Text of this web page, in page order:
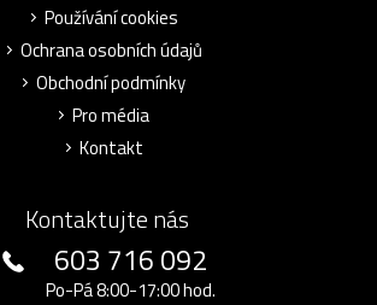
Používání cookies
Ochrana osobních údajů
Obchodní podmínky
Pro média
Kontakt
Kontaktujte nás
603 716 092
Po-Pá 8:00-17:00 hod.